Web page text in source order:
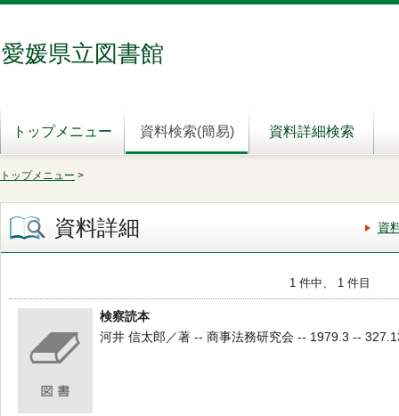
愛媛県立図書館
トップメニュー 資料検索(簡易) 資料詳細検索
トップメニュー >
資料詳細 資
1 件中、 1 件目
検察読本
河井 信太郎／著 -- 商事法務研究会 -- 1979.3 --